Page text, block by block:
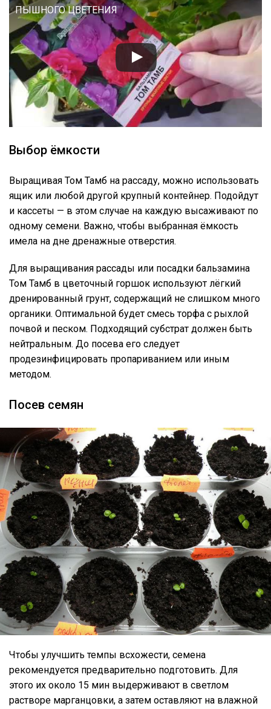
ПЫШНОГО ЦВЕТЕНИЯ
Выбор ёмкости
Выращивая Том Тамб на рассаду, можно использовать
ящик или любой другой крупный контейнер. Подойдут
и кассеты — в этом случае на каждую высаживают по
одному семени. Важно, чтобы выбранная ёмкость
имела на дне дренажные отверстия.
Для выращивания рассады или посадки бальзамина
Том Тамб в цветочный горшок используют лёгкий
дренированный грунт, содержащий не слишком много
органики. Оптимальной будет смесь торфа с рыхлой
почвой и песком. Подходящий субстрат должен быть
нейтральным. До посева его следует
продезинфицировать пропариванием или иным
методом.
Посев семян
Чтобы улучшить темпы всхожести, семена
рекомендуется предварительно подготовить. Для
этого их около 15 мин выдерживают в светлом
растворе марганцовки, а затем оставляют на влажной